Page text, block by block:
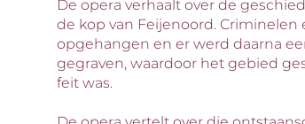
De opera verhaalt over de
de kop van Feijenoord.
opgehangen en er werd daarna
gegraven, waardoor het gebied
feit was.